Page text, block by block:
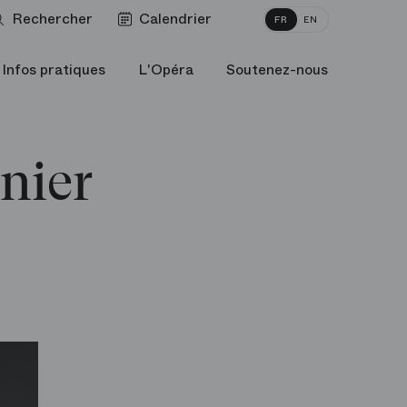
Rechercher Calendrier FR EN
Infos pratiques L'Opéra Soutenez-nous